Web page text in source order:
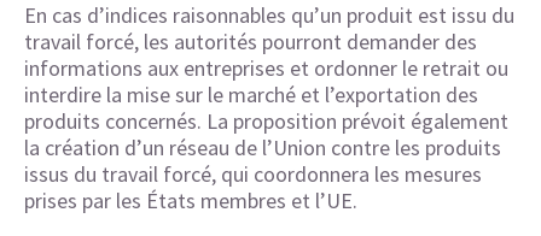
En cas d’indices raisonnables qu’un produit est issu du
travail forcé, les autorités pourront demander des
informations aux entreprises et ordonner le retrait ou
interdire la mise sur le marché et l’exportation des
produits concernés. La proposition prévoit également
la création d’un réseau de l’Union contre les produits
issus du travail forcé, qui coordonnera les mesures
prises par les États membres et l’UE.